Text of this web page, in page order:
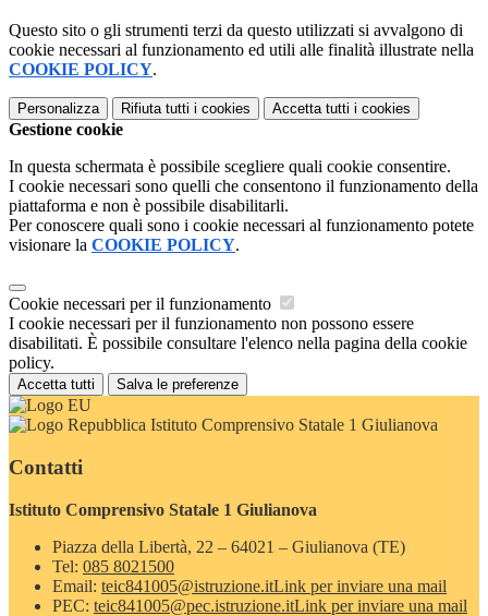
Questo sito o gli strumenti terzi da questo utilizzati si avvalgono di
cookie necessari al funzionamento ed utili alle finalità illustrate nella
COOKIE POLICY.
Personalizza Rifiuta tutti i cookies Accetta tutti i cookies
Gestione cookie
In questa schermata è possibile scegliere quali cookie consentire.
I cookie necessari sono quelli che consentono il funzionamento della
piattaforma e non è possibile disabilitarli.
Per conoscere quali sono i cookie necessari al funzionamento potete
visionare la COOKIE POLICY.
Cookie necessari per il funzionamento
I cookie necessari per il funzionamento non possono essere
disabilitati. È possibile consultare l'elenco nella pagina della cookie
policy.
Accetta tutti Salva le preferenze
Istituto Comprensivo Statale 1 Giulianova
Contatti
Istituto Comprensivo Statale 1 Giulianova
Piazza della Libertà, 22 – 64021 – Giulianova (TE)
Tel: 085 8021500
Email: teic841005@istruzione.itLink per inviare una mail
PEC: teic841005@pec.istruzione.itLink per inviare una mail